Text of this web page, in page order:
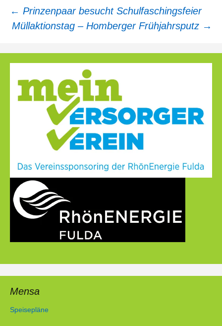
Beitragsnavigation
← Prinzenpaar besucht Schulfaschingsfeier
Müllaktionstag – Homberger Frühjahrsputz →
Mensa
Speisepläne